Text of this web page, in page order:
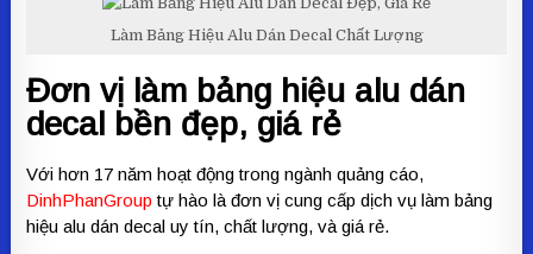
Làm Bảng Hiệu Alu Dán Decal Chất Lượng
Đơn vị làm bảng hiệu alu dán
decal bền đẹp, giá rẻ
Với hơn 17 năm hoạt động trong ngành quảng cáo,
DinhPhanGroup tự hào là đơn vị cung cấp dịch vụ làm bảng
hiệu alu dán decal uy tín, chất lượng, và giá rẻ.